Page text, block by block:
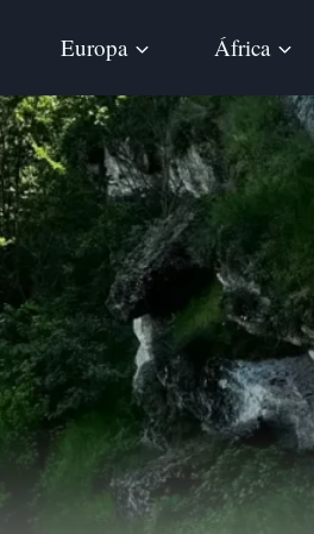
Europa África